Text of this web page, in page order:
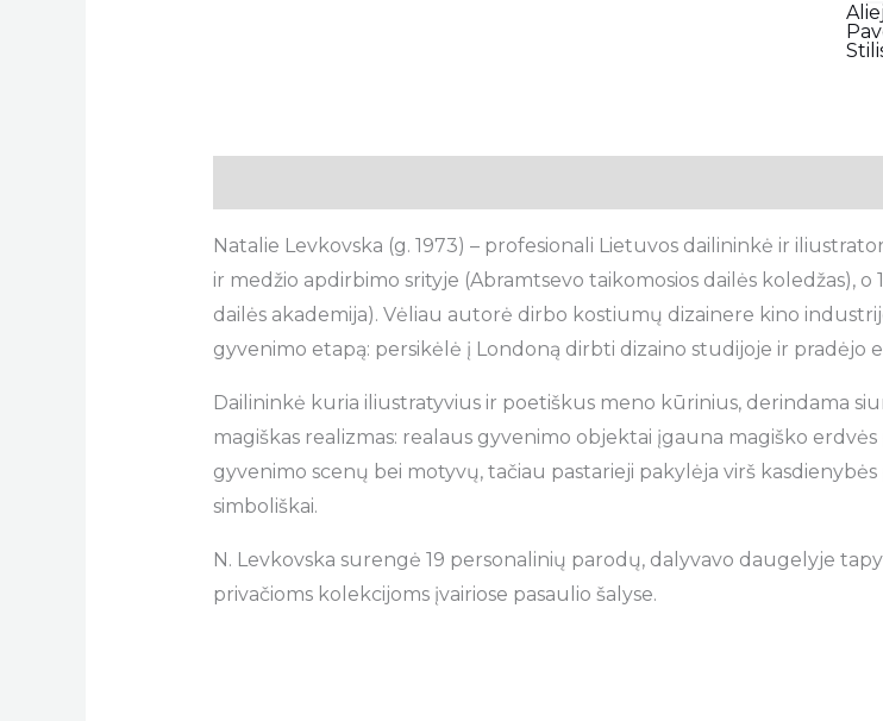
Natalie Levkovska (g. 1973) – profesionali Lietuvos dailininkė ir
ir medžio apdirbimo srityje (Abramtsevo taikomosios dailės koledžas),
dailės akademija). Vėliau autorė dirbo kostiumų dizainere kino
gyvenimo etapą: persikėlė į Londoną dirbti dizaino studijoje ir pradėjo
Dailininkė kuria iliustratyvius ir poetiškus meno kūrinius, derindama
magiškas realizmas: realaus gyvenimo objektai įgauna magiško
gyvenimo scenų bei motyvų, tačiau pastarieji pakylėja virš
simboliškai.
N. Levkovska surengė 19 personalinių parodų, dalyvavo daugelyje
privačioms kolekcijoms įvairiose pasaulio šalyse.